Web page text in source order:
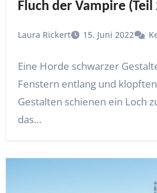
Fluch der Vampire (Teil
Laura Rickert 15. Juni 2022
Eine Horde schwarzer
Fenstern entlang und
Gestalten schienen ein Loch
das…